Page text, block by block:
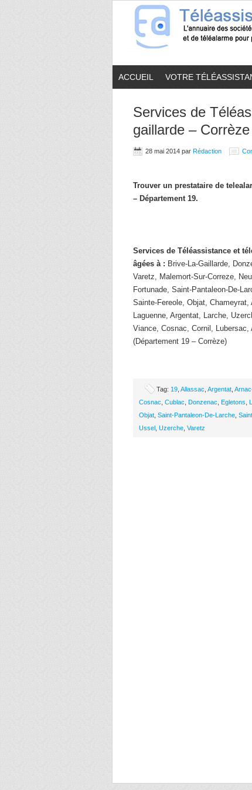
ACCUEIL VOTRE
Services de
gaillarde –
28 mai 2014 par Rédaction
Trouver un prestataire de
– Département 19.
Services de Téléassistance et
âgées à : Brive-La-Gaillarde,
Varetz, Malemort-Sur-Correze,
Fortunade, Saint-Pantaleon-De-
Sainte-Fereole, Objat,
Laguenne, Argentat, Larche,
Viance, Cosnac, Cornil, Lubersac,
(Département 19 – Corrèze)
Tag: 19 Allassac Argentat
Cosnac Cublac Donzenac Egletons
Objat Saint-Pantaleon-De-Larche
Ussel Uzerche Varetz